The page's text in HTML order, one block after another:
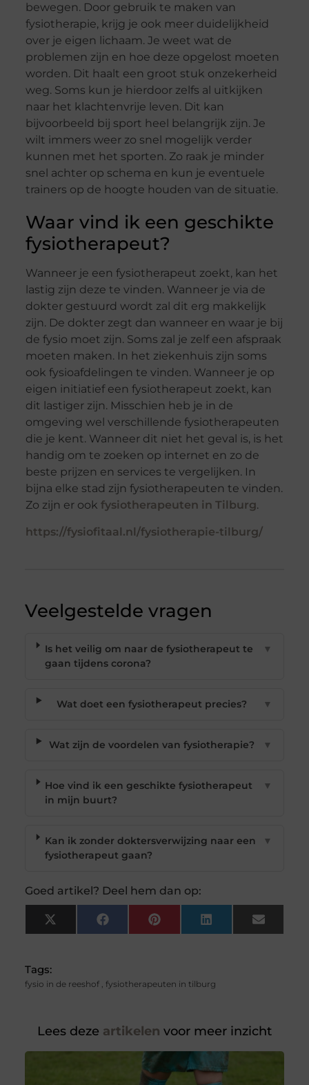
bewegen. Door gebruik te maken van
fysiotherapie, krijg je ook meer duidelijkheid
over je eigen lichaam. Je weet wat de
problemen zijn en hoe deze opgelost moeten
worden. Dit haalt een groot stuk onzekerheid
weg. Soms kun je hierdoor zelfs al uitkijken
naar het klachtenvrije leven. Dit kan
bijvoorbeeld bij sport heel belangrijk zijn. Je
wilt immers weer zo snel mogelijk verder
kunnen met het sporten. Zo raak je minder
snel achter op schema en kun je eventuele
trainers op de hoogte houden van de situatie.
Waar vind ik een geschikte
fysiotherapeut?
Wanneer je een fysiotherapeut zoekt, kan het
lastig zijn deze te vinden. Wanneer je via de
dokter gestuurd wordt zal dit erg makkelijk
zijn. De dokter zegt dan wanneer en waar je bij
de fysio moet zijn. Soms zal je zelf een afspraak
moeten maken. In het ziekenhuis zijn soms
ook fysioafdelingen te vinden. Wanneer je op
eigen initiatief een fysiotherapeut zoekt, kan
dit lastiger zijn. Misschien heb je in de
omgeving wel verschillende fysiotherapeuten
die je kent. Wanneer dit niet het geval is, is het
handig om te zoeken op internet en zo de
beste prijzen en services te vergelijken. In
bijna elke stad zijn fysiotherapeuten te vinden.
Zo zijn er ook fysiotherapeuten in Tilburg.
https://fysiofitaal.nl/fysiotherapie-tilburg/
Veelgestelde vragen
Is het veilig om naar de fysiotherapeut te
gaan tijdens corona?
▼
Wat doet een fysiotherapeut precies? ▼
Wat zijn de voordelen van fysiotherapie? ▼
Hoe vind ik een geschikte fysiotherapeut
in mijn buurt?
▼
Kan ik zonder doktersverwijzing naar een
fysiotherapeut gaan?
▼
Goed artikel? Deel hem dan op:
X
(Twitter)
FacebookPinterest LinkedIn Email
Tags:
fysio in de reeshof, fysiotherapeuten in tilburg
Lees deze artikelen voor meer inzicht